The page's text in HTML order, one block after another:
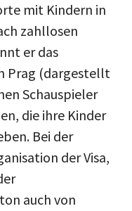
mit Kindern in
zahllosen
er das
Prag (dargestellt
Schauspieler
die ihre Kinder
Bei der
der Visa,
auch von